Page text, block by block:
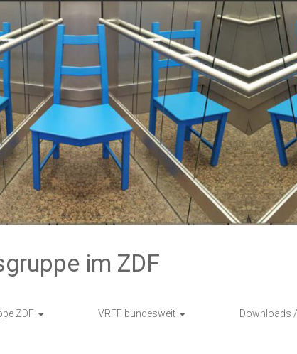
im ZDF
ZDF VRFF bundesweit Downloads